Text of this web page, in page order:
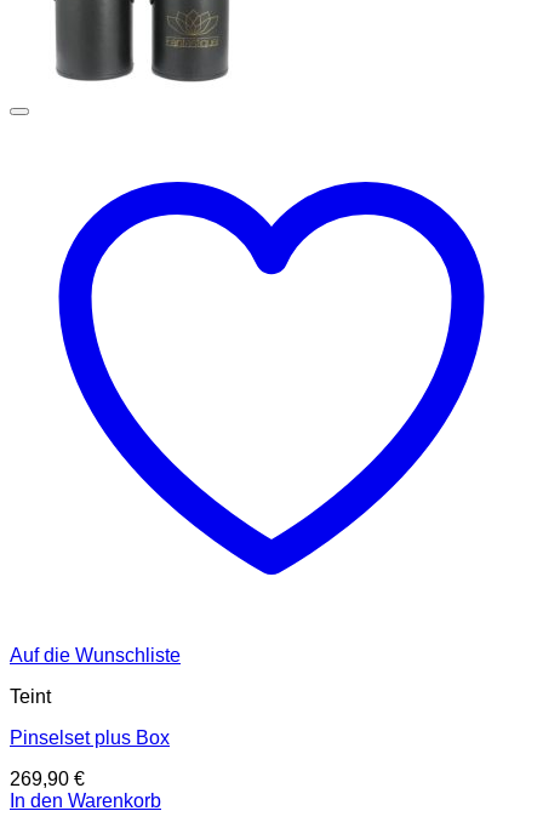
Auf die Wunschliste
Teint
Pinselset plus Box
269,90 €
In den Warenkorb